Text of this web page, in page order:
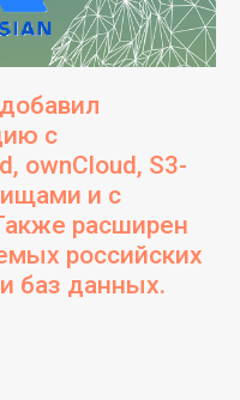
с
ownCloud, S3-
и с
расширен
российских
баз данных.